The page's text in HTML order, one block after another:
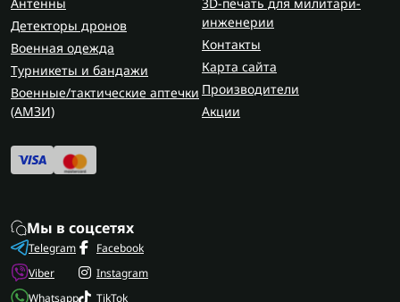
Детекторы дронов
Военная одежда
Турникеты и бандажи
Военные/тактические аптечки
(AMЗИ)
инженерии
Контакты
Карта сайта
Производители
Акции
Мы в соцсетях
Telegram
Viber
Whatsapp
Facebook
Instagram
TikTok